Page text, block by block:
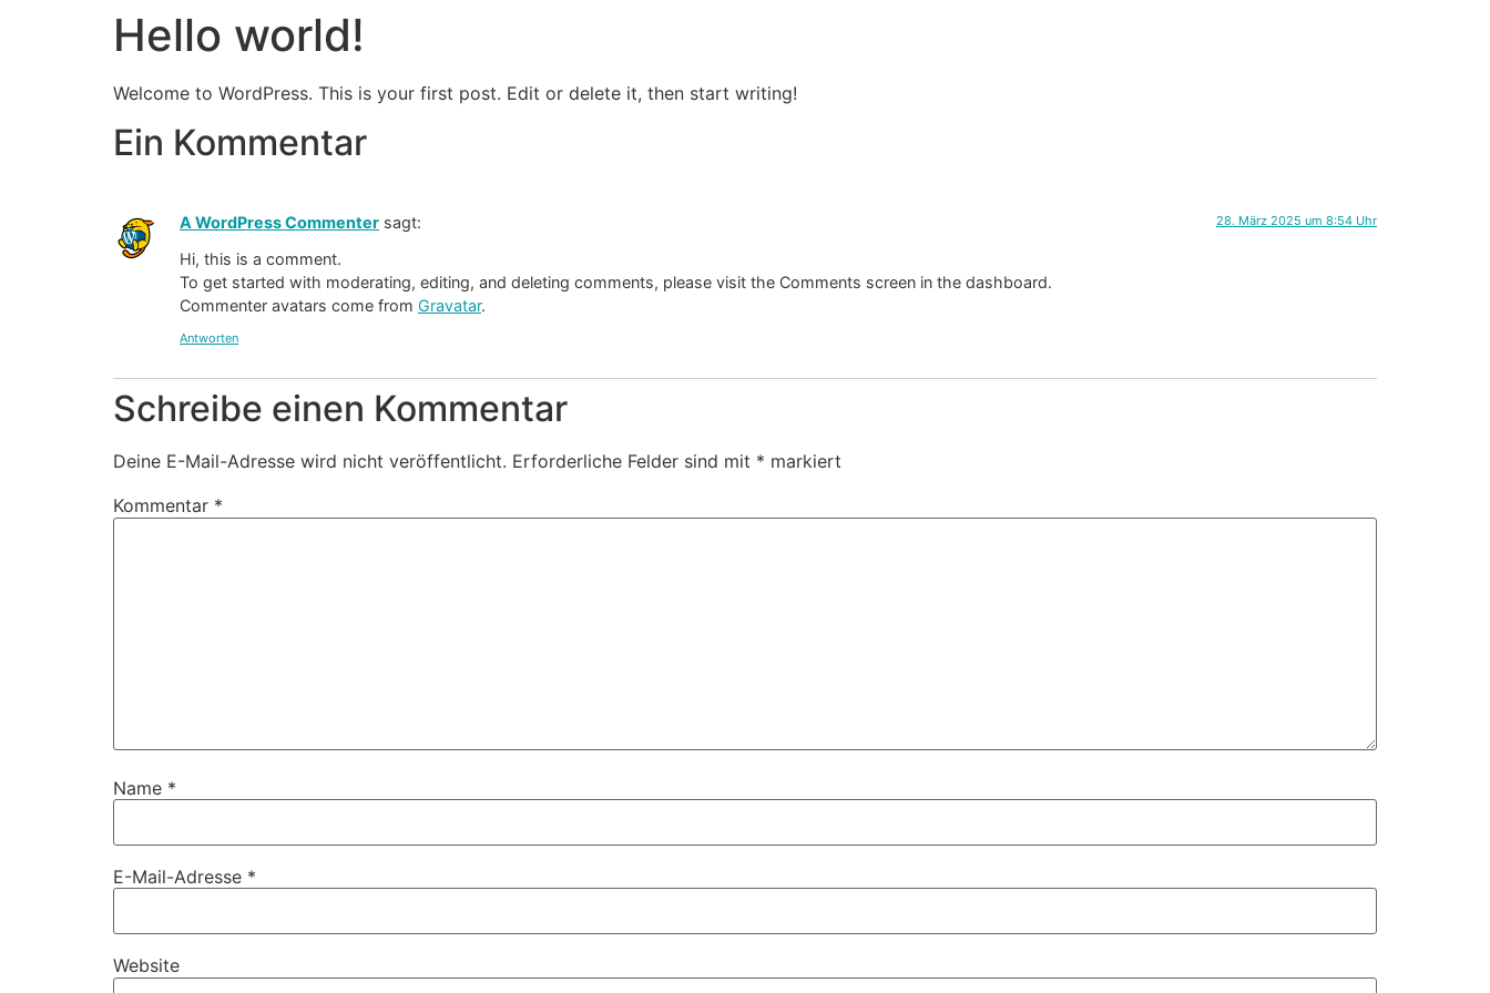
Hello world!
Welcome to WordPress. This is your first post. Edit or delete it, then start writing!
Ein Kommentar
A WordPress Commenter sagt: 28. März 2025 um 8:54 Uhr
Hi, this is a comment.
To get started with moderating, editing, and deleting comments, please visit the Comments screen in the dashboard.
Commenter avatars come from Gravatar.
Antworten
Schreibe einen Kommentar
Deine E-Mail-Adresse wird nicht veröffentlicht. Erforderliche Felder sind mit * markiert
Kommentar *
Name *
E-Mail-Adresse *
Website